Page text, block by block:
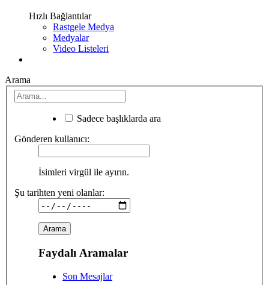
Hızlı Bağlantılar
Rastgele Medya
Medyalar
Video Listeleri
Arama
Sadece başlıklarda ara
Gönderen kullanıcı:
İsimleri virgül ile ayırın.
Şu tarihten yeni olanlar:
Faydalı Aramalar
Son Mesajlar